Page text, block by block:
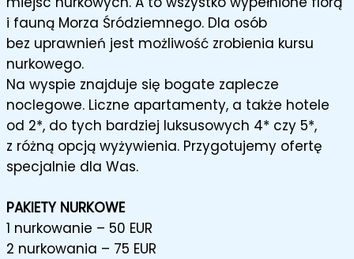
i fauną Morza Śródziemnego. Dla osób
bez uprawnień jest możliwość zrobienia kursu
nurkowego.
Na wyspie znajduje się bogate zaplecze
noclegowe. Liczne apartamenty, a także hotele
od 2*, do tych bardziej luksusowych 4* czy 5*,
z różną opcją wyżywienia. Przygotujemy ofertę
specjalnie dla Was.
PAKIETY NURKOWE
1 nurkowanie – 50 EUR
2 nurkowania – 75 EUR